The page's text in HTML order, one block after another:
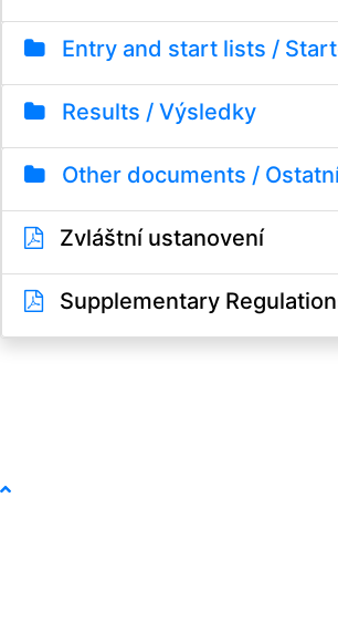
Entry and start lists /
Results / Výsledky
Other documents /
Zvláštní ustanovení
Supplementary